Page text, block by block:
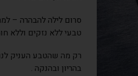
סרום לילה להבהרה –
טבעי ללא נזקים וללא
רק מה שהטבע העניק
בהריון ובהנקה .